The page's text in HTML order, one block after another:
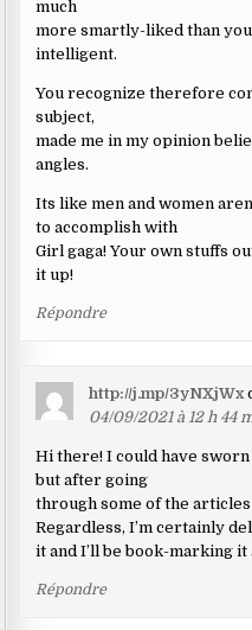
much
more smartly-liked than
intelligent.
You recognize therefore
subject,
made me in my opinion
angles.
Its like men and women
to accomplish with
Girl gaga! Your own stuffs
it up!
Répondre
http://j.mp/3yNXjWx
04/09/2021 à 12 h 44
Hi there! I could have
but after going
through some of the
Regardless, I’m certainly
it and I’ll be book-marking
Répondre